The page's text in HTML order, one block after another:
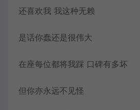
还喜欢我 我这种无赖
是话你蠢还是很伟大
在座每位都将我踩 口碑有多坏
但你亦永远不见怪